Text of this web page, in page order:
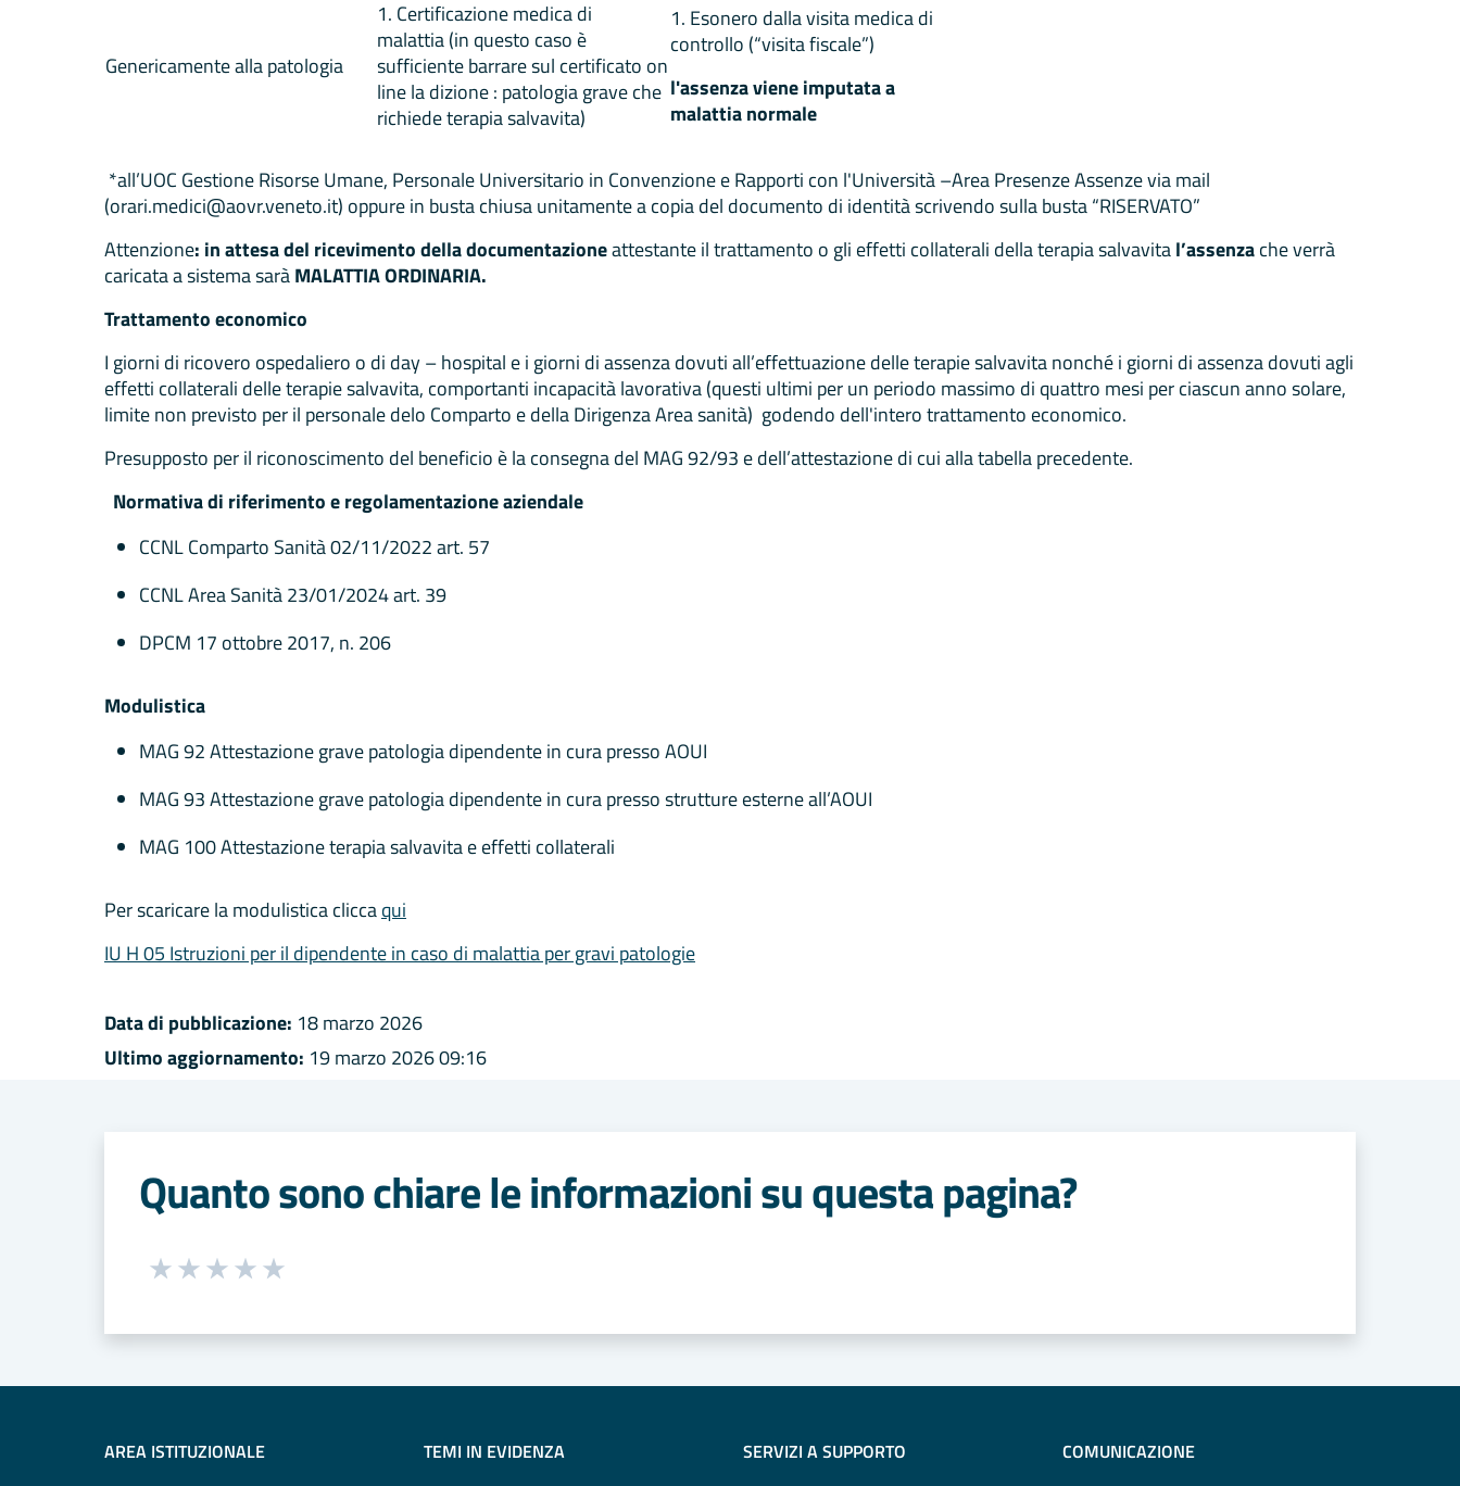
Genericamente alla patologia
1. Certificazione medica di
malattia(in questo caso è
sufficiente barrare sul certificato on
line la dizione : patologia grave che
richiede terapia salvavita)
1. Esonero dalla visita medica di
controllo (“visita fiscale”)
l'assenza viene imputata a
malattia normale
*all’UOC Gestione Risorse Umane, Personale Universitario in Convenzione e Rapporti con l'Università –Area Presenze Assenze via mail
(orari.medici@aovr.veneto.it) oppure in busta chiusa unitamente a copia del documento di identità scrivendo sulla busta “RISERVATO”
Attenzione: in attesa del ricevimento della documentazioneattestante il trattamento o gli effetti collaterali della terapia salvavital’assenzache verrà
caricata a sistema saràMALATTIA ORDINARIA.
Trattamento economico
I giorni di ricovero ospedaliero o di day – hospital e i giorni di assenza dovuti all’effettuazione delle terapie salvavita nonché i giorni di assenza dovuti agli
effetti collaterali delle terapie salvavita, comportanti incapacità lavorativa (questi ultimi per un periodo massimo di quattro mesi per ciascun anno solare,
limite non previsto per il personale delo Comparto e della Dirigenza Area sanità) godendo dell'intero trattamento economico.
Presupposto per il riconoscimento del beneficio è la consegna del MAG 92/93 e dell’attestazione di cui alla tabella precedente.
Normativa di riferimento e regolamentazione aziendale
CCNL Comparto Sanità 02/11/2022 art. 57
CCNL Area Sanità 23/01/2024 art. 39
DPCM 17 ottobre 2017, n. 206
Modulistica
MAG 92 Attestazione grave patologia dipendente in cura presso AOUI
MAG 93 Attestazione grave patologia dipendente in cura presso strutture esterne all’AOUI
MAG 100 Attestazione terapia salvavita e effetti collaterali
Per scaricare la modulistica cliccaqui
IU H 05 Istruzioni per il dipendente in caso di malattia per gravi patologie
Data di pubblicazione: 18 marzo 2026
Ultimo aggiornamento: 19 marzo 2026 09:16
Quanto sono chiare le informazioni su questa pagina?
Seleziona una valutazione da 1 a 5 stelle
AREA ISTITUZIONALE
TEMI IN EVIDENZA
SERVIZI A SUPPORTO
COMUNICAZIONE